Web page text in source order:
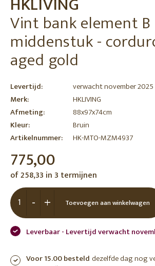
Vint bank element B
middenstuk -
aged gold
Levertijd:
verwacht november 2025
Merk:
HKLIVING
Afmeting:
88x97x74cm
Kleur:
Bruin
Artikelnummer:
HK-MTO-MZM4937
775,00
of 258,33 in 3 termijnen
+
- Toevoegen aan winkelwagen
Leverbaar - Levertijd verwacht
Voor 15.00 besteld dezelfde dag nog